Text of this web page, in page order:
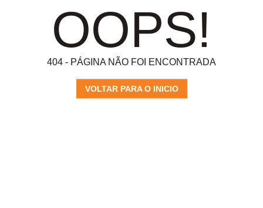
OOPS!
404 - PÁGINA NÃO FOI ENCONTRADA
VOLTAR PARA O INICIO